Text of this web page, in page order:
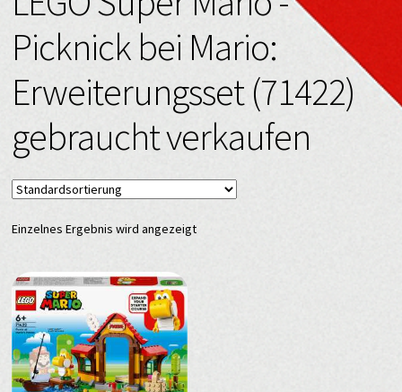
Picknick bei Mario:
Erweiterungsset (71422)
gebraucht verkaufen
Einzelnes Ergebnis wird angezeigt